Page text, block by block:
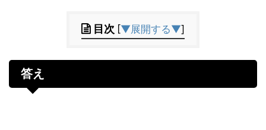
目次 [▼展開する▼]
答え